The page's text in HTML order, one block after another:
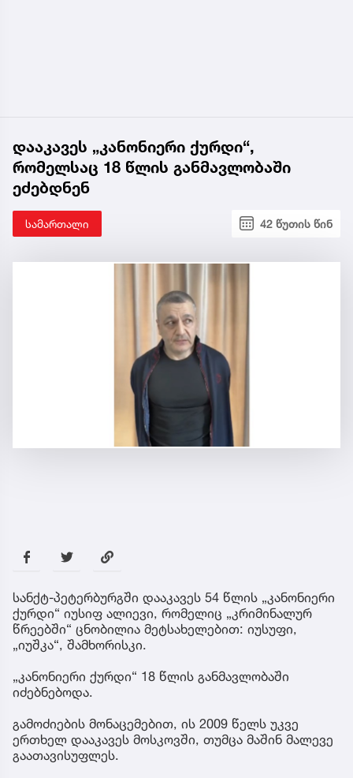
დააკავეს „კანონიერი ქურდი“,
რომელსაც 18 წლის განმავლობაში
ეძებდნენ
სამართალი 42 წუთის წინ
სანქტ-პეტერბურგში დააკავეს 54 წლის „კანონიერი
ქურდი“ იუსიფ ალიევი, რომელიც „კრიმინალურ
წრეებში“ ცნობილია მეტსახელებით: იუსუფი,
„იუშკა“, შამხორისკი.
„კანონიერი ქურდი“ 18 წლის განმავლობაში
იძებნებოდა.
გამოძიების მონაცემებით, ის 2009 წელს უკვე
ერთხელ დააკავეს მოსკოვში, თუმცა მაშინ მალევე
გაათავისუფლეს.